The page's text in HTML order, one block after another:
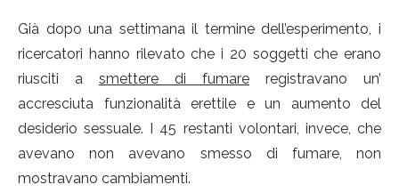
Già dopo una settimana il termine dell’esperimento, i
ricercatori hanno rilevato che i 20 soggetti che erano
riusciti a smettere di fumare registravano un’
accresciuta funzionalità erettile e un aumento del
desiderio sessuale. I 45 restanti volontari, invece, che
avevano non avevano smesso di fumare, non
mostravano cambiamenti.